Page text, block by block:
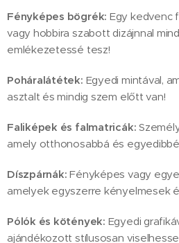
Fényképes bögrék: Egy kedvenc
vagy hobbira szabott dizájnnal
emlékezetessé tesz!
Poháralátétek: Egyedi mintával,
asztalt és mindig szem előtt van!
Faliképek és falmatricák:
amely otthonosabbá és
Díszpárnák:Fényképes vagy
amelyek egyszerre kényelmesek
Pólók és kötények: Egyedi
ajándékozott stílusosan